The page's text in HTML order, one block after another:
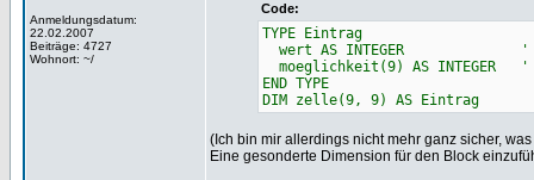
Anmeldungsdatum:
22.02.2007
Beiträge: 4727
Wohnort: ~/
Code:
TYPE Eintrag
wert AS INTEGER '
moeglichkeit(9) AS INTEGER
END TYPE
DIM zelle(9, 9) AS Eintrag
(Ich bin mir allerdings nicht mehr ganz sicher,
Eine gesonderte Dimension für den Block